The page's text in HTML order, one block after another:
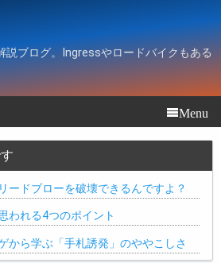
説ブログ。Ingressやロードバイクもある
Menu
ードブローを破壊できるんですよ？
われる4つのポイント
から学ぶ「手札誘発」のややこしさ